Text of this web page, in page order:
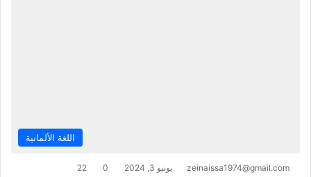
اللغة الألمانية
zeinaissa1974@gmail.com يونيو 3, 2024 0
22